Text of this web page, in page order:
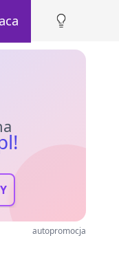
autopromocja